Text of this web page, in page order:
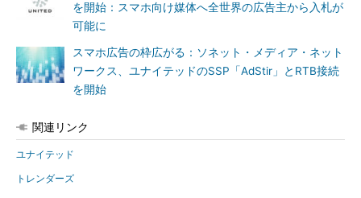
を開始：スマホ向け媒体へ全世界の広告主から入札が
可能に
スマホ広告の枠広がる：ソネット・メディア・ネット
ワークス、ユナイテッドのSSP「AdStir」とRTB接続
を開始
関連リンク
ユナイテッド
トレンダーズ